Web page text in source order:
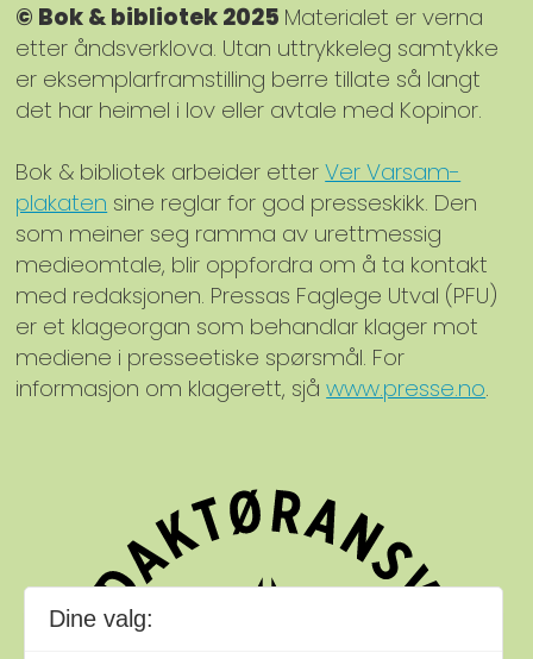
© Bok & bibliotek 2025 Materialet er verna
etter åndsverklova. Utan uttrykkeleg samtykke
er eksemplarframstilling berre tillate så langt
det har heimel i lov eller avtale med Kopinor.
Bok & bibliotek arbeider etterVer Varsam-
plakaten sine reglar for god presseskikk. Den
som meiner seg ramma av urettmessig
medieomtale, blir oppfordra om å ta kontakt
med redaksjonen. Pressas Faglege Utval (PFU)
er et klageorgan som behandlar klager mot
mediene i presseetiske spørsmål. For
informasjon om klagerett, sjåwww.presse.no.
Dine valg: